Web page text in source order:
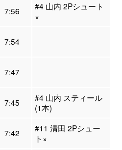
7:56
#4 山内 2Pシュート
×
7:54
7:47
7:45
#4 山内 スティール
(1本)
7:42
#11 清田 2Pシュー
ト×